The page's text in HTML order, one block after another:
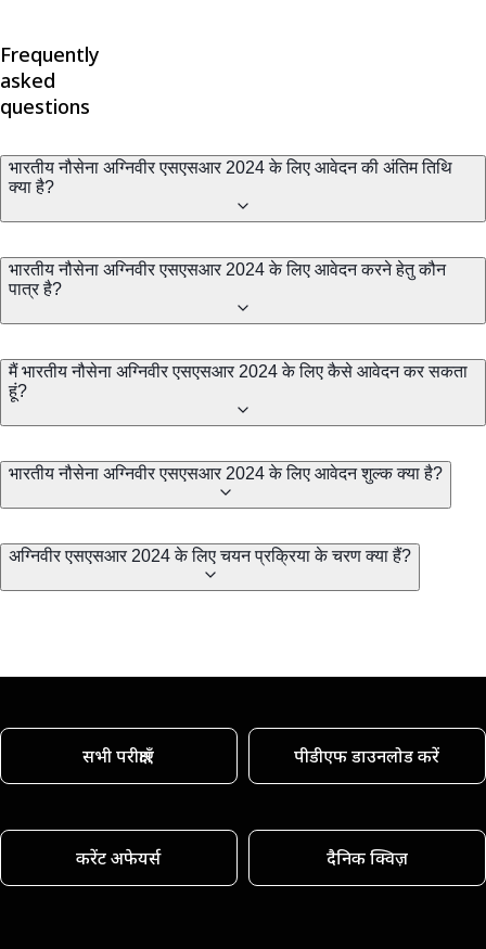
Frequently
asked
questions
भारतीय नौसेना अग्निवीर एसएसआर 2024 के लिए आवेदन की अंतिम तिथि
क्या है?
भारतीय नौसेना अग्निवीर एसएसआर 2024 के लिए आवेदन करने हेतु कौन
पात्र है?
मैं भारतीय नौसेना अग्निवीर एसएसआर 2024 के लिए कैसे आवेदन कर सकता
हूं?
भारतीय नौसेना अग्निवीर एसएसआर 2024 के लिए आवेदन शुल्क क्या है?
अग्निवीर एसएसआर 2024 के लिए चयन प्रक्रिया के चरण क्या हैं?
सभी परीक्षाएँ पीडीएफ डाउनलोड करें
करेंट अफेयर्स दैनिक क्विज़